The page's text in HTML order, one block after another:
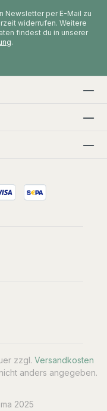
Newsletter per E-Mail zu
widerrufen. Weitere
findest du in unserer
.
zzgl. Versandkosten
anders angegeben.
2025